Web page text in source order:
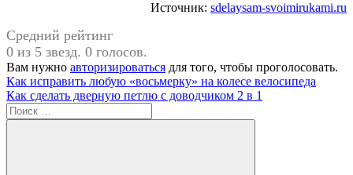
Источник: sdelaysam-svoimirukami.ru
Средний рейтинг
0 из 5 звезд. 0 голосов.
Вам нужно авторизироваться для того, чтобы проголосовать.
Навигация
по
записям
Предыдущая
запись:
Как исправить любую «восьмерку» на колесе велосипеда
Следующая
запись:
Как сделать дверную петлю с доводчиком 2 в 1
Поиск
для: